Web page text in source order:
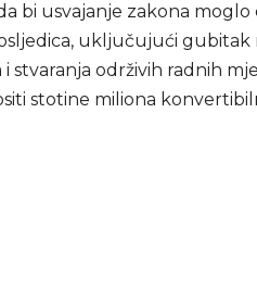
bi usvajanje zakona moglo
uključujući gubitak
stvaranja održivih radnih
stotine miliona